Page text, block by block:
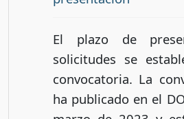
El plazo de
solicitudes se
convocatoria. La
ha publicado en el